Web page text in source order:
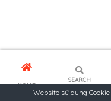
HOME
SEARCH
Website sử dụng Cookie